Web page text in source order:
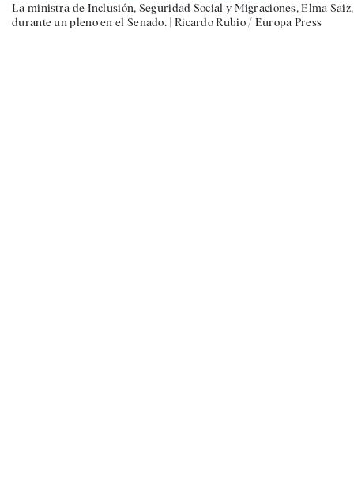
La ministra de Inclusión, Seguridad Social y Migraciones, Elma Saiz,
durante un pleno en el Senado. | Ricardo Rubio / Europa Press